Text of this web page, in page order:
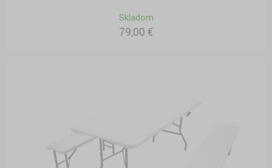
Skladom
79,00 €